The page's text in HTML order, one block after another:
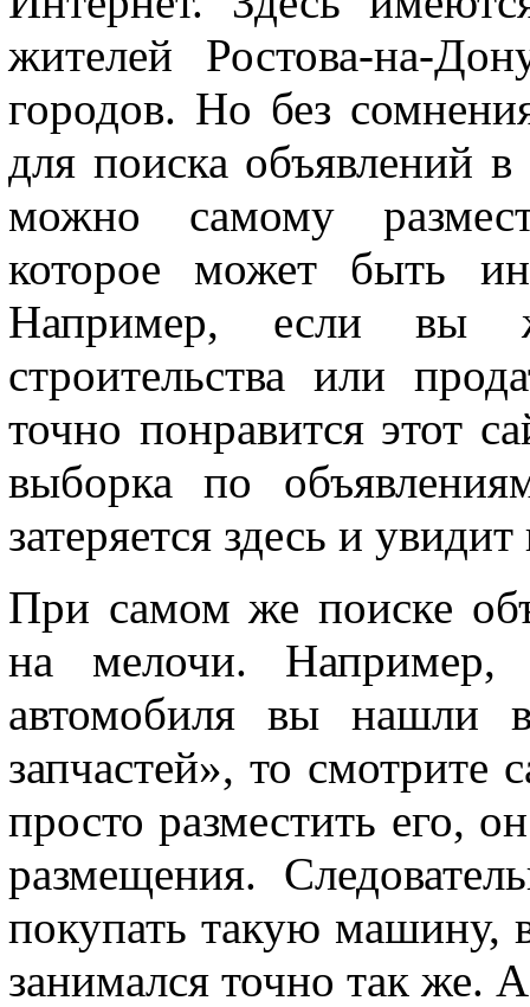
жителей Ростова-на-
городов. Но без
для поиска объявлений
можно самому
которое может быть
Например, если вы
строительства или
точно понравится этот
выборка по
затеряется здесь и
При самом же поиске
на мелочи. Например,
автомобиля вы нашли
запчастей», то смотрите
просто разместить его,
размещения.
покупать такую машину,
занимался точно так же.